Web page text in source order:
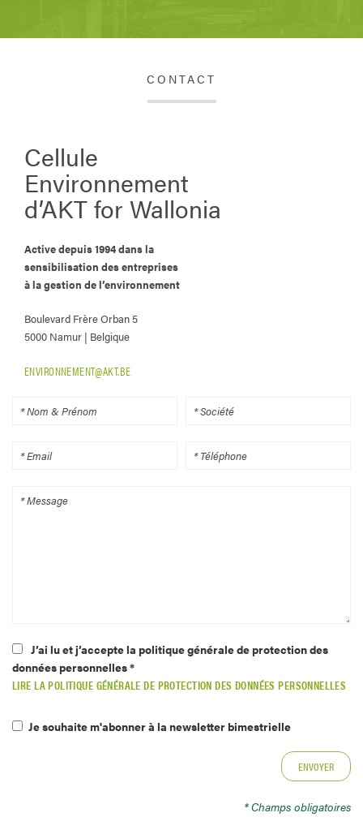
CONTACT
Cellule
Environnement
d’AKT for Wallonia
Active depuis 1994 dans la
sensibilisation des entreprises
à la gestion de l’environnement
Boulevard Frère Orban 5
5000 Namur | Belgique
ENVIRONNEMENT@AKT.BE
J’ai lu et j’accepte la politique générale de protection des
données personnelles *
LIRE LA POLITIQUE GÉNÉRALE DE PROTECTION DES DONNÉES PERSONNELLES
Je souhaite m'abonner à la newsletter bimestrielle
* Champs obligatoires